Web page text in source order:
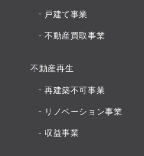
戸建て事業
不動産買取事業
不動産再生
再建築不可事業
リノベーション事業
収益事業